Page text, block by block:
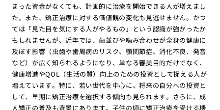
まった資金がなくても、計画的に治療を開始できる人が増えまし
た。また、矯正治療に対する価値観の変化も見逃せません。かつ
ては「見た目を気にする人がやるもの」という認識が強かったか
もしれませんが、近年では、歯並びや噛み合わせが全身の健康に
及ぼす影響（虫歯や歯周病のリスク、顎関節症、消化不良、発音
など）が広く知られるようになり、単なる審美目的だけでなく、
健康増進やQOL（生活の質）向上のための投資として捉える人が
増えています。特に、若い世代を中心に、将来の自分への投資と
して、早期に矯正治療を選択する傾向も見られます。さらに、成
人矯正の普及も背景にあります。子供の頃に矯正治療を受ける機